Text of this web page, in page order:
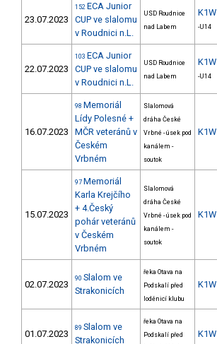
23.07.2023
152 ECA Junior
CUP ve slalomu
v Roudnici n.L.
USD Roudnice
nad Labem
K1W
-U14
22.07.2023
103 ECA Junior
CUP ve slalomu
v Roudnici n.L.
USD Roudnice
nad Labem
K1W
-U14
16.07.2023
98 Memoriál
Lídy Polesné +
MČR veteránů v
Českém
Vrbném
Slalomová
dráha České
Vrbné - úsek pod
kanálem -
soutok
K1W
15.07.2023
97 Memoriál
Karla Krejčího
+ 4.Český
pohár veteránů
v Českém
Vrbném
Slalomová
dráha České
Vrbné - úsek pod
kanálem -
soutok
K1W
02.07.2023
90 Slalom ve
Strakonicích
řeka Otava na
Podskalí před
loděnicí klubu
K1W
01.07.2023
89 Slalom ve
Strakonicích
řeka Otava na
Podskalí před
K1W